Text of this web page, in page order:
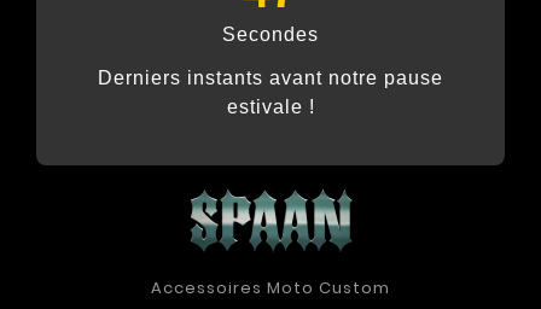
Secondes
Derniers instants avant notre pause
estivale !
Accessoires Moto Custom